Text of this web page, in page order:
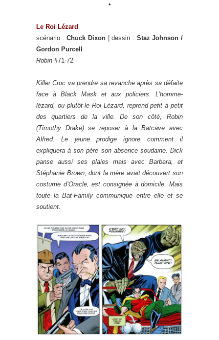
•
Le Roi Lézard
scénario :Chuck Dixon | dessin : Staz Johnson /
Gordon Purcell
Robin #71-72
Killer Croc va prendre sa revanche après sa défaite
face à Black Mask et aux policiers. L’homme-
lézard, ou plutôt le Roi Lézard, reprend petit à petit
des quartiers de la ville. De son côté, Robin
(Timothy Drake) se reposer à la Batcave avec
Alfred. Le jeune prodige ignore comment il
expliquera à son père son absence soudaine. Dick
panse aussi ses plaies mais avec Barbara, et
Stéphanie Brown, dont la mère avait découvert son
costume d’Oracle, est consignée à domicile. Mais
toute la Bat-Family communique entre elle et se
soutient.